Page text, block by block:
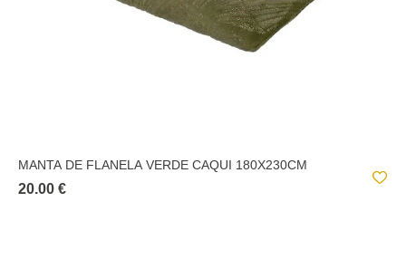
MANTA DE FLANELA VERDE CAQUI 180X230CM
20.00 €